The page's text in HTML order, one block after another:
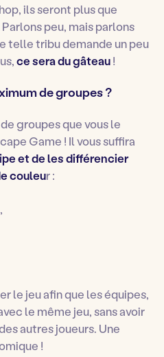
ils seront plus que
peu, mais parlons
telle tribu demande un peu
ce sera du gâteau!
de groupes ?
groupes que vous le
Game ! Il vous suffira
et de les différencier
couleur :
le jeu afin que les équipes,
le même jeu, sans avoir
autres joueurs. Une
!